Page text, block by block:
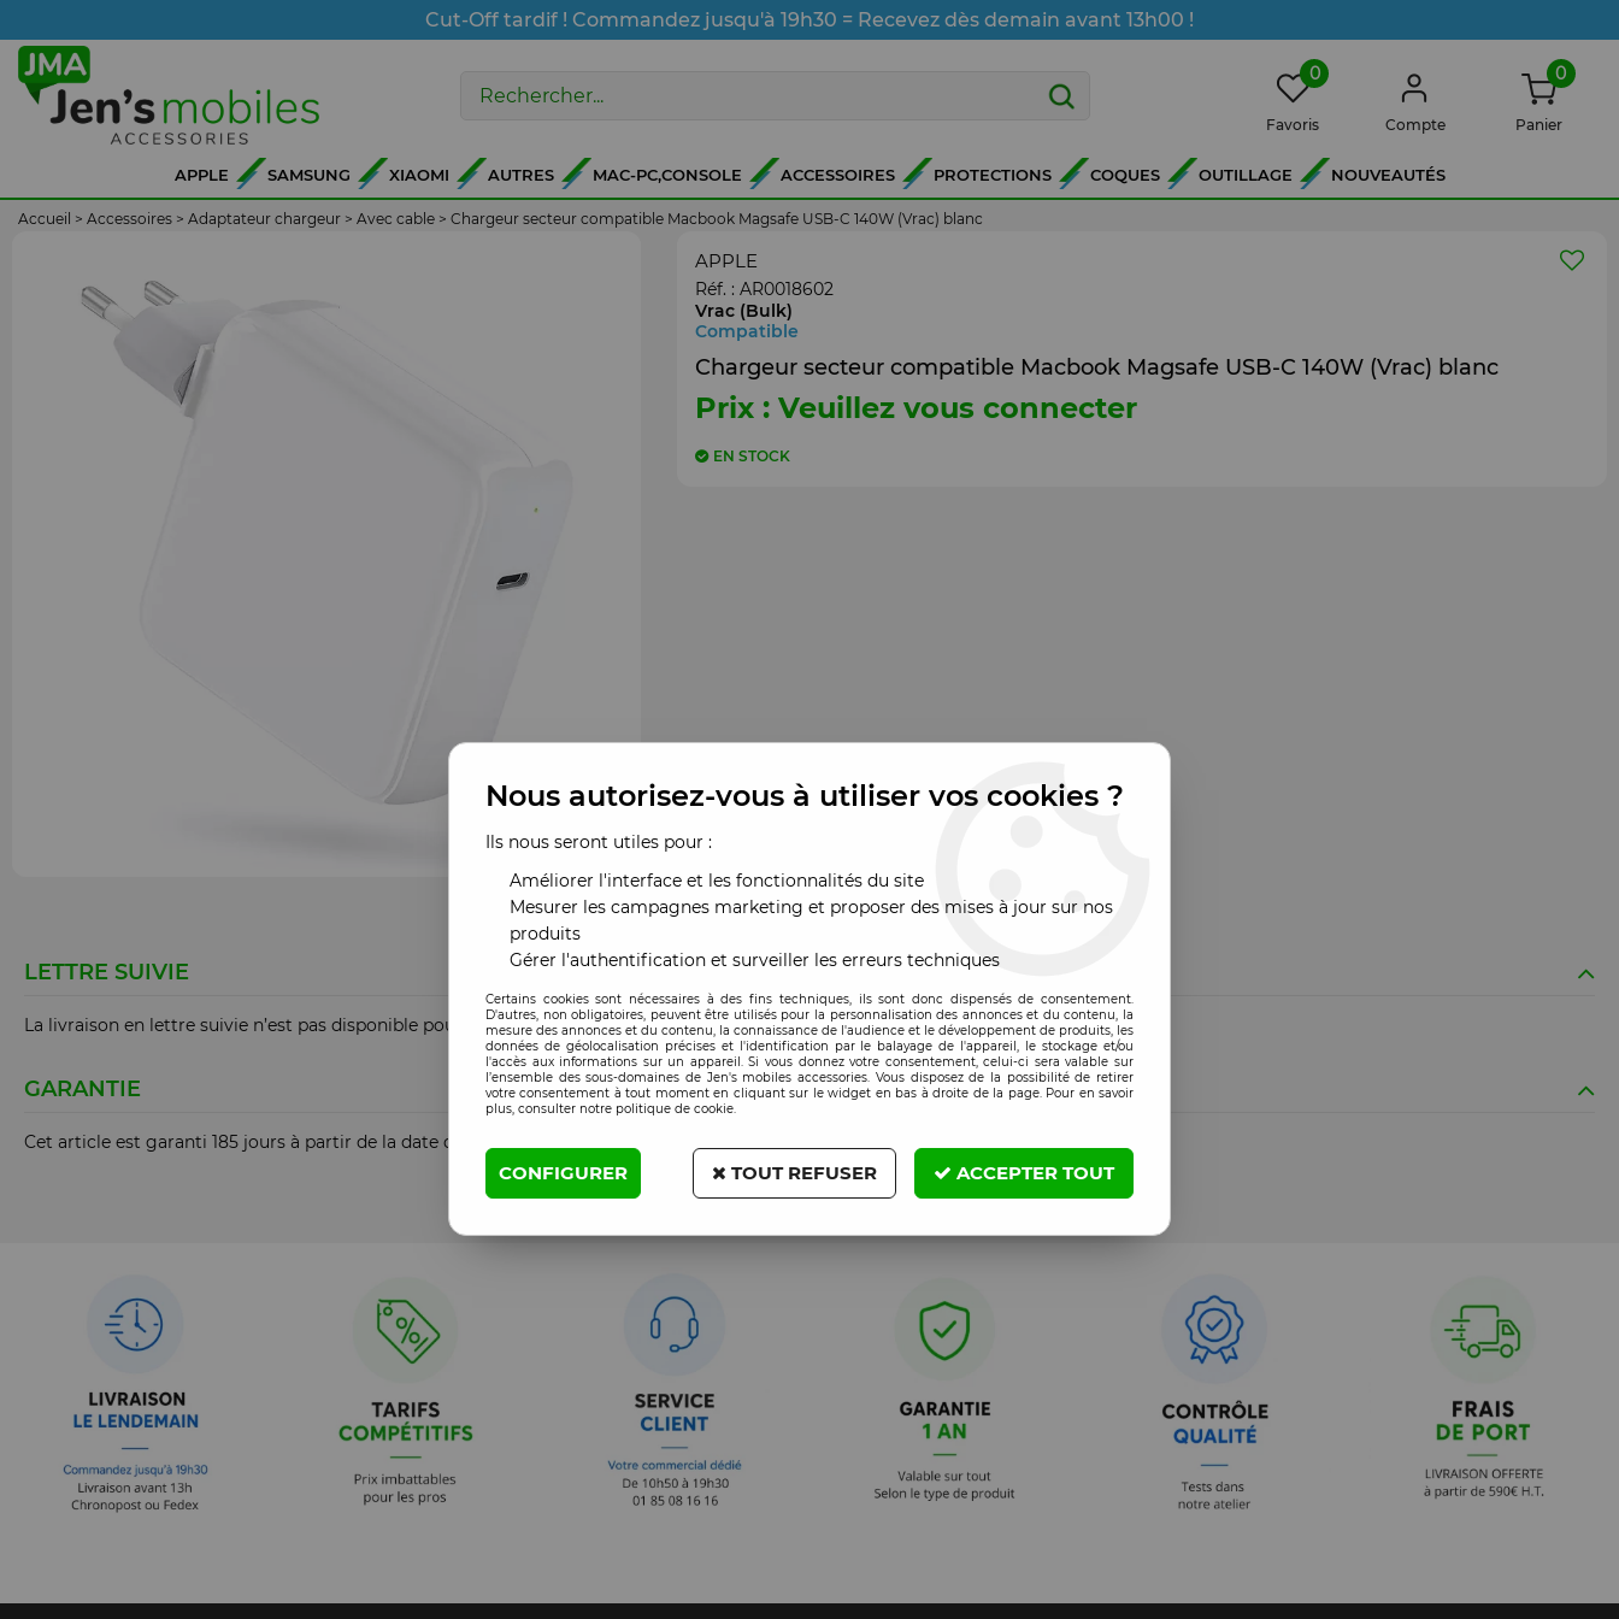
Cut-Off tardif ! Commandez jusqu'à 19h30 = Recevez dès demain avant 13h00 !
0
Favoris Compte
0
Panier
APPLE SAMSUNG XIAOMI AUTRES MAC-PC,CONSOLE ACCESSOIRES PROTECTIONS COQUES OUTILLAGE NOUVEAUTÉS
Accueil > Accessoires > Adaptateur chargeur > Avec cable > Chargeur secteur compatible Macbook Magsafe USB-C 140W (Vrac) blanc
APPLE
Réf. : AR0018602
Vrac (Bulk)
Compatible
Chargeur secteur compatible Macbook Magsafe USB-C 140W (Vrac) blanc
Prix : Veuillez vous connecter
EN STOCK
LETTRE SUIVIE
La livraison en lettre suivie n’est pas disponible pour ce produit
GARANTIE
Cet article est garanti 185 jours à partir de la date de commande
Nous autorisez-vous à utiliser vos cookies ?
Ils nous seront utiles pour :
Améliorer l'interface et les fonctionnalités du site
Mesurer les campagnes marketing et proposer des mises à jour sur nos
produits
Gérer l'authentification et surveiller les erreurs techniques
Certains cookies sont nécessaires à des fins techniques, ils sont donc dispensés de consentement.
D'autres, non obligatoires, peuvent être utilisés pour la personnalisation des annonces et du contenu, la
mesure des annonces et du contenu, la connaissance de l'audience et le développement de produits, les
données de géolocalisation précises et l'identification par le balayage de l'appareil, le stockage et/ou
l'accès aux informations sur un appareil. Si vous donnez votre consentement, celui-ci sera valable sur
l’ensemble des sous-domaines de Jen's mobiles accessories. Vous disposez de la possibilité de retirer
votre consentement à tout moment en cliquant sur le widget en bas à droite de la page. Pour en savoir
plus, consulter notre politique de cookie.
CONFIGURER TOUT REFUSER ACCEPTER TOUT